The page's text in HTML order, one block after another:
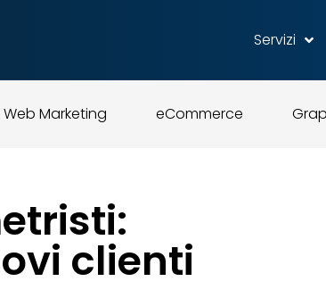
Servizi
Web Marketing eCommerce
clienti